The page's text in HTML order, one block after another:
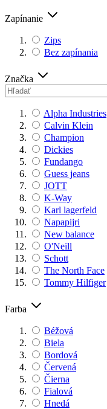
Zapínanie
Zips
Bez zapínania
Značka
Alpha Industries
Calvin Klein
Champion
Dickies
Fundango
Guess jeans
JOTT
K-Way
Karl lagerfeld
Napapijri
New balance
O'Neill
Schott
The North Face
Tommy Hilfiger
Farba
Béžová
Biela
Bordová
Červená
Čierna
Fialová
Hnedá